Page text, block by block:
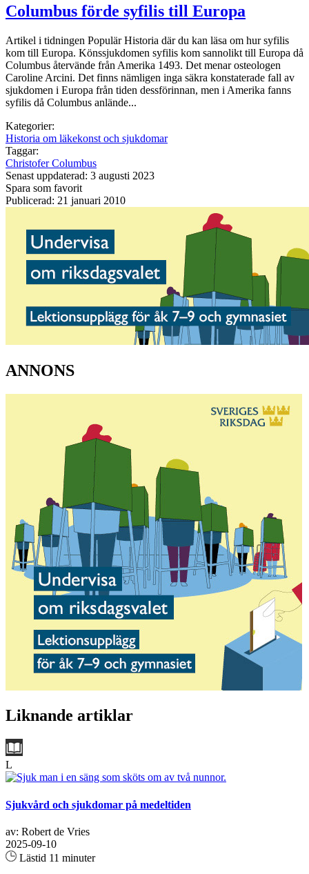
Columbus förde syfilis till Europa
Artikel i tidningen Populär Historia där du kan läsa om hur syfilis
kom till Europa. Könssjukdomen syfilis kom sannolikt till Europa då
Columbus återvände från Amerika 1493. Det menar osteologen
Caroline Arcini. Det finns nämligen inga säkra konstaterade fall av
sjukdomen i Europa från tiden dessförinnan, men i Amerika fanns
syfilis då Columbus anlände...
Kategorier:
Historia om läkekonst och sjukdomar
Taggar:
Christofer Columbus
Senast uppdaterad: 3 augusti 2023
Spara som favorit
Publicerad: 21 januari 2010
ANNONS
Liknande artiklar
L
Sjukvård och sjukdomar på medeltiden
av: Robert de Vries
2025-09-10
Lästid 11 minuter